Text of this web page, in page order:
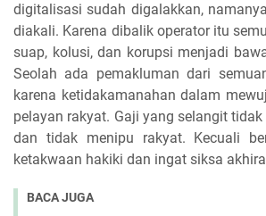
digitalisasi sudah digalakkan,
diakali. Karena dibalik operator itu
suap, kolusi, dan korupsi menjadi
Seolah ada pemakluman dari
karena ketidakamanahan dalam
pelayan rakyat. Gaji yang selangit
dan tidak menipu rakyat. Kecuali
ketakwaan hakiki dan ingat siksa
BACA JUGA